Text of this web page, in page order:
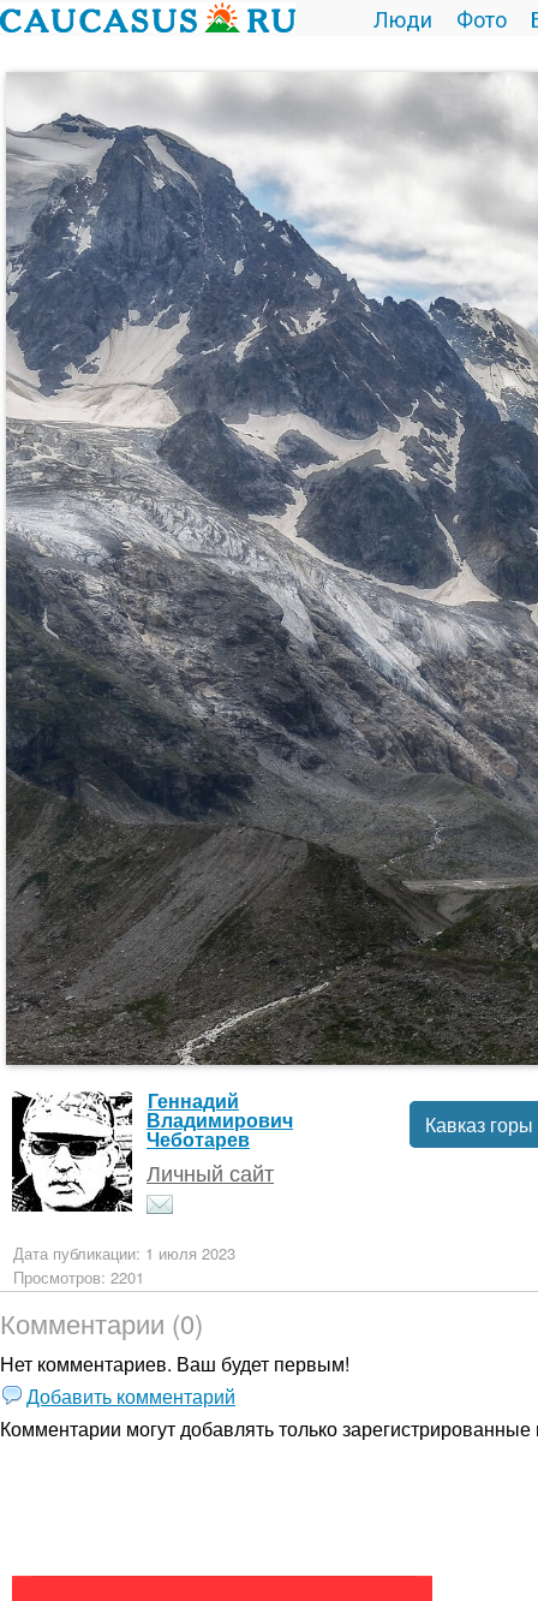
Люди Фото
Геннадий
Владимирович
Чеботарев
Личный сайт
Кавказ
Дата публикации: 1 июля 2023
Просмотров: 2201
Комментарии (0)
Нет комментариев. Ваш будет первым!
Добавить комментарий
Комментарии могут добавлять толькозарегистрированные